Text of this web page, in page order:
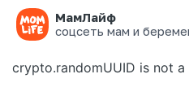
МамЛайф
соцсеть мам и
Ошибка на
crypto.randomUUID is not